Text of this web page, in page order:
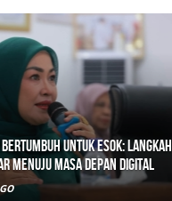
Untuk Esok: Langkah
Menuju Masa Depan Digital